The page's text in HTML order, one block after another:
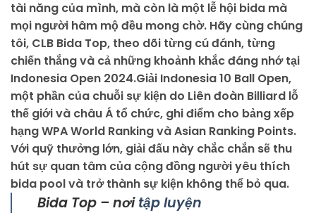
tài năng của mình, mà còn là một lễ hội bida mà
mọi người hâm mộ đều mong chờ. Hãy cùng chúng
tôi, CLB Bida Top, theo dõi từng cú đánh, từng
chiến thắng và cả những khoảnh khắc đáng nhớ tại
Indonesia Open 2024.Giải Indonesia 10 Ball Open,
một phần của chuỗi sự kiện do Liên đoàn Billiard lỗ
thế giới và châu Á tổ chức, ghi điểm cho bảng xếp
hạng WPA World Ranking và Asian Ranking Points.
Với quỹ thưởng lớn, giải đấu này chắc chắn sẽ thu
hút sự quan tâm của cộng đồng người yêu thích
bida pool và trở thành sự kiện không thể bỏ qua.
Bida Top – nơitập luyện